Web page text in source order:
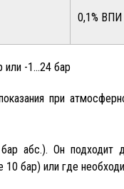
0,1% ВПИ
или -1…24 бар
при
абс.). Он подходит
бар) или где